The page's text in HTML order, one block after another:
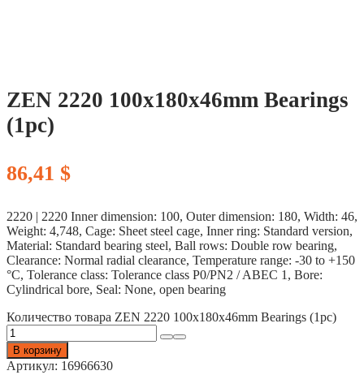
ZEN 2220 100x180x46mm Bearings
(1pc)
86,41 $
2220 | 2220 Inner dimension: 100, Outer dimension: 180, Width: 46,
Weight: 4,748, Cage: Sheet steel cage, Inner ring: Standard version,
Material: Standard bearing steel, Ball rows: Double row bearing,
Clearance: Normal radial clearance, Temperature range: -30 to +150
°C, Tolerance class: Tolerance class P0/PN2 / ABEC 1, Bore:
Cylindrical bore, Seal: None, open bearing
Количество товара ZEN 2220 100x180x46mm Bearings (1pc)
В корзину
Артикул: 16966630